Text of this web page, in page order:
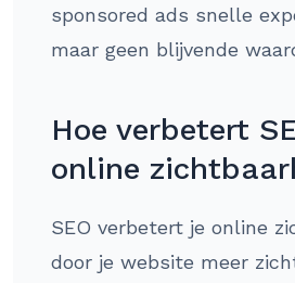
sponsored ads snelle
maar geen blijvende
Hoe verbetert
online
SEO verbetert je online
door je website meer